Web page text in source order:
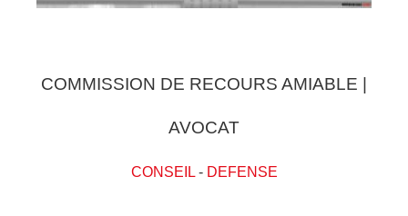
COMMISSION DE RECOURS AMIABLE |
AVOCAT
CONSEIL- DEFENSE